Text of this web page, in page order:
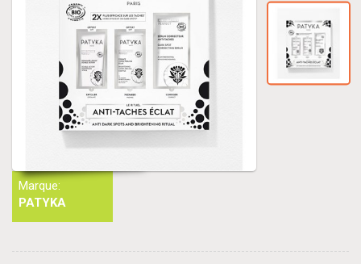
Marque:
PATYKA